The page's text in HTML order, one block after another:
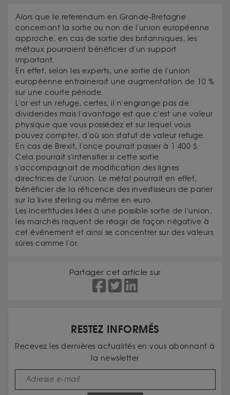
Alors que le referendum en Grande-Bretagne
concernant la sortie ou non de l'union européenne
approche, en cas de sortie des britanniques, les
métaux pourraient bénéficier d'un support
important.
En effet, selon les experts, une sortie de l'union
européenne entrainerait une augmentation de 10 %
sur une courte période.
L'or est un refuge, certes, il n'engrange pas de
dividendes mais l'avantage est que c'est une valeur
physique que vous possédez et sur lequel vous
pouvez compter, d'où son statut de valeur refuge.
En cas de Brexit, l'once pourrait passer à 1 400 $.
Cela pourrait s'intensifier si cette sortie
s'accompagnait de modification des lignes
directrices de l'union. Le métal pourrait en effet,
bénéficier de la réticence des investisseurs de parier
sur la livre sterling ou même en euro.
Les incertitudes liées à une possible sortie de l'union,
les marchés risquent de réagir de façon négative à
cet événement et ainsi se concentrer sur des valeurs
sûres comme l'or.
Partager cet article sur
RESTEZ INFORMÉS
Recevez les dernières actualités en vous abonnant à
la newsletter